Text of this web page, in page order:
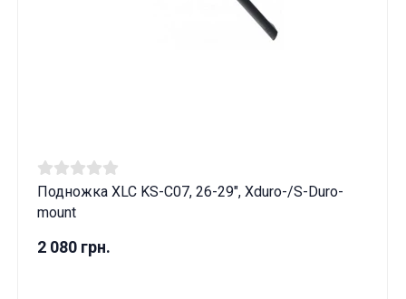
Подножка XLC KS-C07, 26-29", Xduro-/S-Duro-
mount
2 080 грн.